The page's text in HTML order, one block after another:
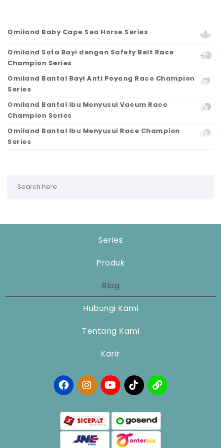
Omiland Baby Cape Sea Horse Series
Omiland Sofa Bayi dengan Safety Belt Race
Champion Series
Omiland Bantal Bayi Anti Peyang Race Champion
Series
Omiland Bantal Ibu Menyusui Vacum Race
Champion Series
Omiland Bantal Ibu Menyusui Race Champion
Series
Series
Produk
Blog
Hubungi Kami
Tentang Kami
Karir